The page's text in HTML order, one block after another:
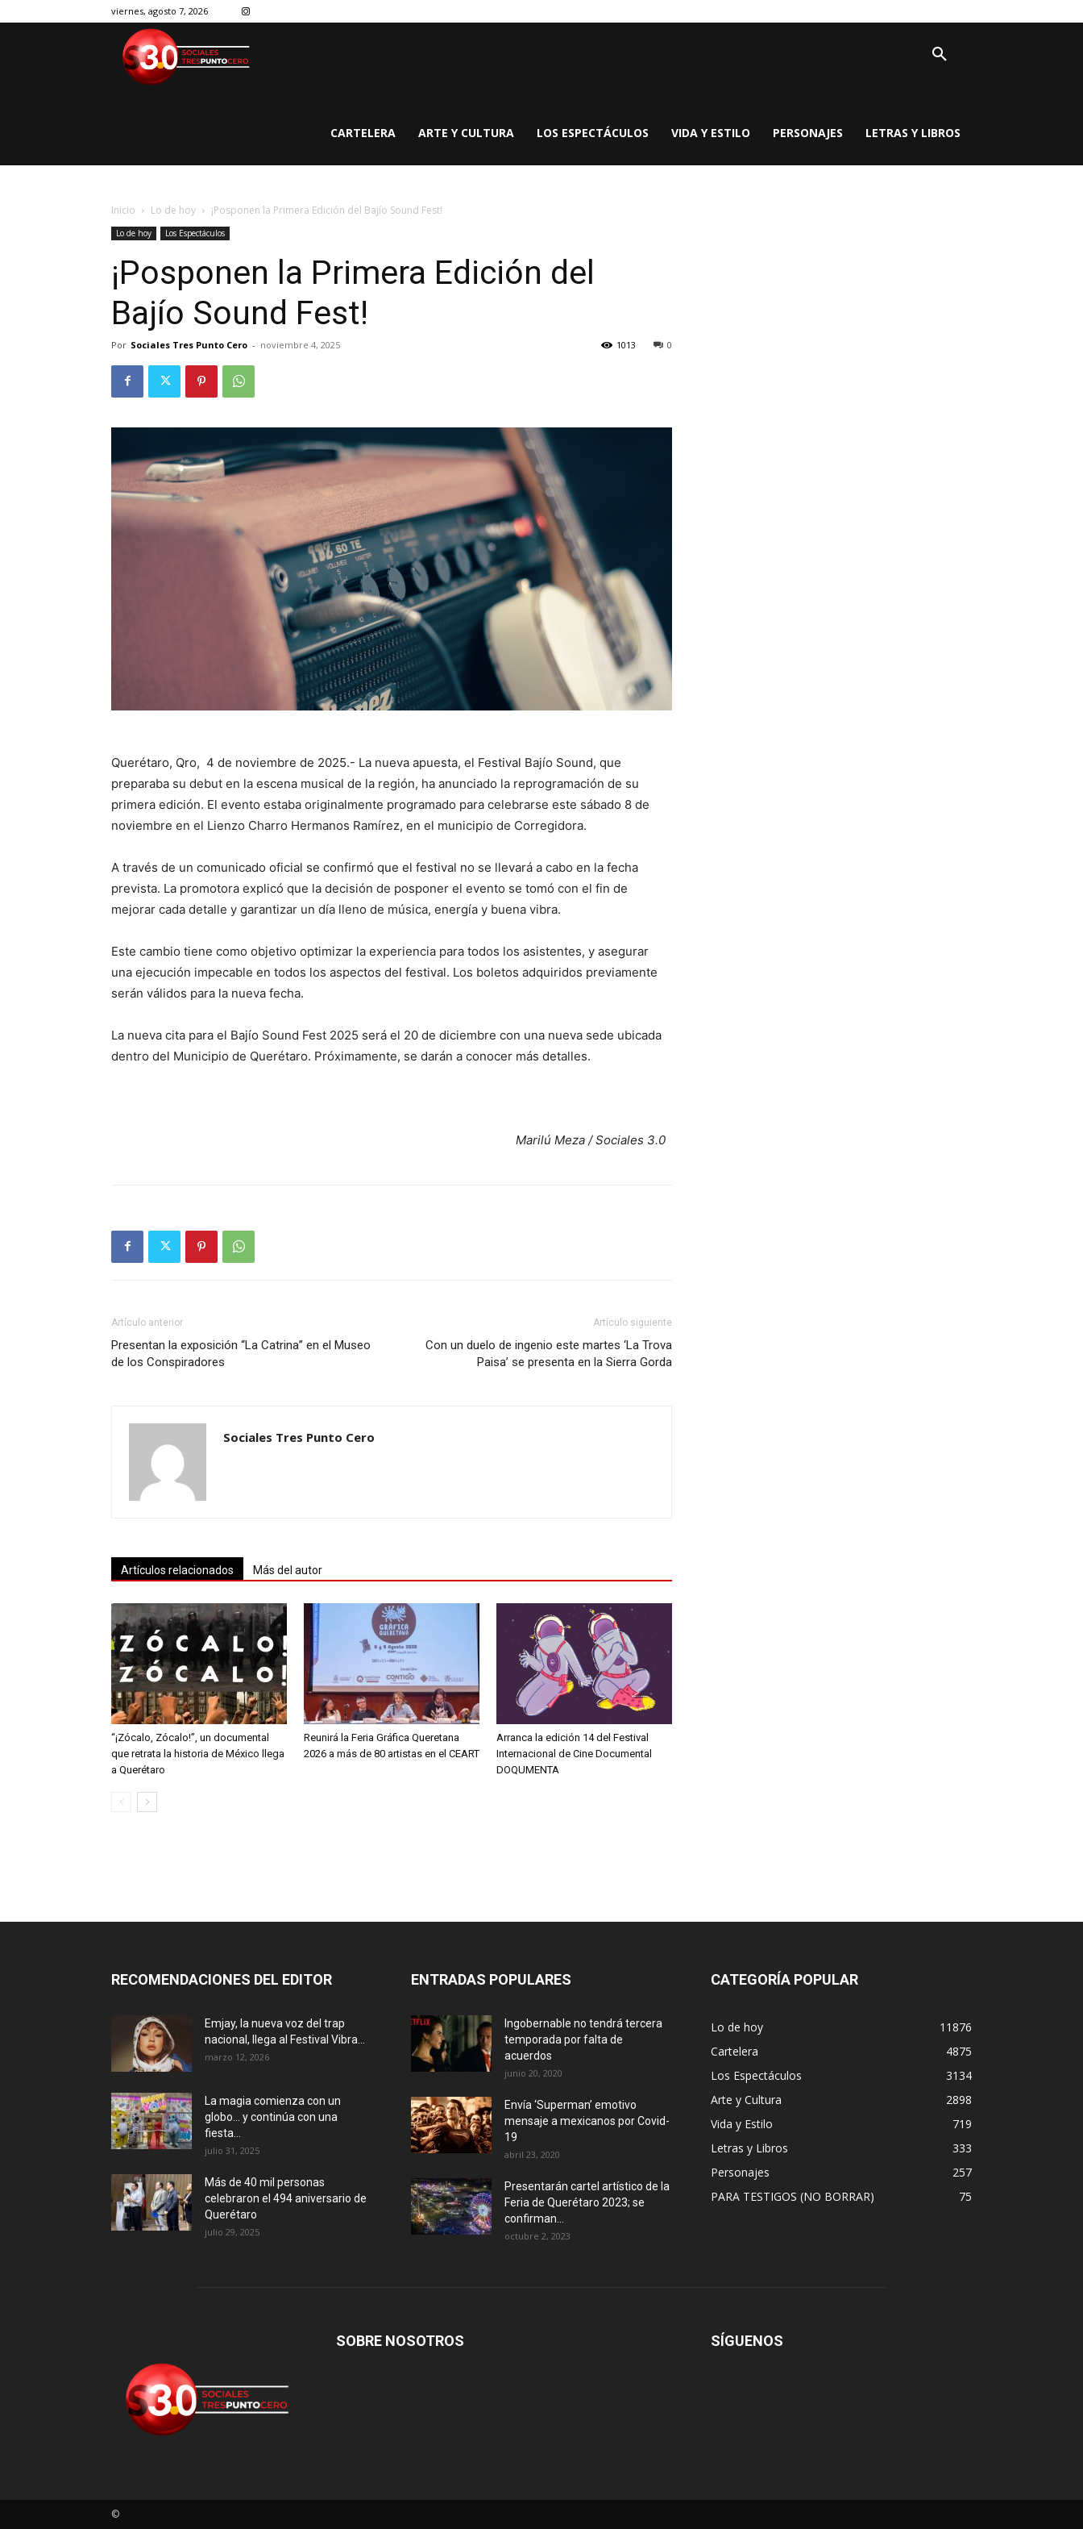
viernes, agosto 7, 2026
CARTELERA ARTE Y CULTURA LOS ESPECTÁCULOS VIDA Y ESTILO PERSONAJES LETRAS Y LIBROS
Inicio Lo de hoy ¡Posponen la Primera Edición del Bajío Sound Fest!
Lo de hoy Los Espectáculos
¡Posponen la Primera Edición del
Bajío Sound Fest!
Por Sociales Tres Punto Cero - noviembre 4, 2025 0
1013
Querétaro, Qro, 4 de noviembre de 2025.- La nueva apuesta, el Festival Bajío Sound, que
preparaba su debut en la escena musical de la región, ha anunciado la reprogramación de su
primera edición. El evento estaba originalmente programado para celebrarse este sábado 8 de
noviembre en el Lienzo Charro Hermanos Ramírez, en el municipio de Corregidora.
A través de un comunicado oficial se confirmó que el festival no se llevará a cabo en la fecha
prevista. La promotora explicó que la decisión de posponer el evento se tomó con el fin de
mejorar cada detalle y garantizar un día lleno de música, energía y buena vibra.
Este cambio tiene como objetivo optimizar la experiencia para todos los asistentes, y asegurar
una ejecución impecable en todos los aspectos del festival. Los boletos adquiridos previamente
serán válidos para la nueva fecha.
La nueva cita para el Bajío Sound Fest 2025 será el 20 de diciembre con una nueva sede ubicada
dentro del Municipio de Querétaro. Próximamente, se darán a conocer más detalles.
Marilú Meza / Sociales 3.0
Artículo anterior
Presentan la exposición “La Catrina” en el Museo
de los Conspiradores
Artículo siguiente
Con un duelo de ingenio este martes ‘La Trova
Paisa’ se presenta en la Sierra Gorda
Sociales Tres Punto Cero
Artículos relacionados Más del autor
“¡Zócalo, Zócalo!”, un documental
que retrata la historia de México llega
a Querétaro
Reunirá la Feria Gráfica Queretana
2026 a más de 80 artistas en el CEART
Arranca la edición 14 del Festival
Internacional de Cine Documental
DOQUMENTA
RECOMENDACIONES DEL EDITOR
Emjay, la nueva voz del trap
nacional, llega al Festival Vibra...
marzo 12, 2026
La magia comienza con un
globo… y continúa con una
fiesta...
julio 31, 2025
Más de 40 mil personas
celebraron el 494 aniversario de
Querétaro
julio 29, 2025
ENTRADAS POPULARES
Ingobernable no tendrá tercera
temporada por falta de
acuerdos
junio 20, 2020
Envía ‘Superman’ emotivo
mensaje a mexicanos por Covid-
19
abril 23, 2020
Presentarán cartel artístico de la
Feria de Querétaro 2023; se
confirman...
octubre 2, 2023
CATEGORÍA POPULAR
Lo de hoy
11876
Cartelera
4875
Los Espectáculos
3134
Arte y Cultura
2898
Vida y Estilo
719
Letras y Libros
333
Personajes
257
PARA TESTIGOS (NO BORRAR)
75
SOBRE NOSOTROS SÍGUENOS
©